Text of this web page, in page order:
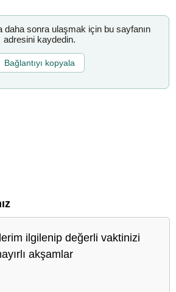
daha sonra ulaşmak için bu sayfanın
adresini kaydedin.
Bağlantıyı kopyala
ilgilenip değerli vaktinizi
akşamlar